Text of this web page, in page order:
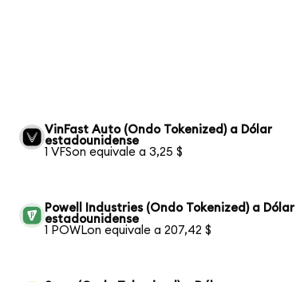
VinFast Auto (Ondo Tokenized) a Dólar
estadounidense
1 VFSon equivale a 3,25 $
Powell Industries (Ondo Tokenized) a Dólar
estadounidense
1 POWLon equivale a 207,42 $